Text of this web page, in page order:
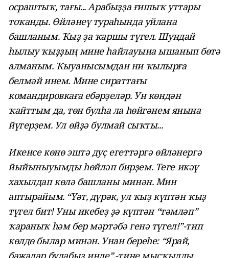
осраштыҡ, тағы... Арабыҙҙа ғишыҡ уттары
тоҡанды. Өйләнеү тураһында уйлана
башланым. Ҡыҙ ҙа ҡаршы түгел. Шундай
һылыу ҡыҙҙың мине һайлауына ышанып бөтә
алманым. Ҡыуанысымдан ни ҡылырға
белмәй инем. Мине сираттағы
командировкаға ебәрҙеләр. Ун көндән
ҡайттым да, төн булһа ла һөйгәнем янына
йүгерҙем. Ул өйҙә булмай сыҡты...
Икенсе көнө эштә дуҫ егеттәргә өйләнергә
йыйыныуымды һөйләп бирҙем. Теге икәү
хахылдап көлә башланы минән. Мин
аптырайым. “Үәт, дүрәк, ул ҡыҙ күптән ҡыҙ
түгел бит! Уны икебеҙ ҙә күптән “тәмләп”
ҡараныҡ һәм бер мәртәбә генә түгел!”-тип
көлдө былар минән. Унан береһе: “Ярай,
бажалар булабыҙ инде”,-тине мыҫҡыллы